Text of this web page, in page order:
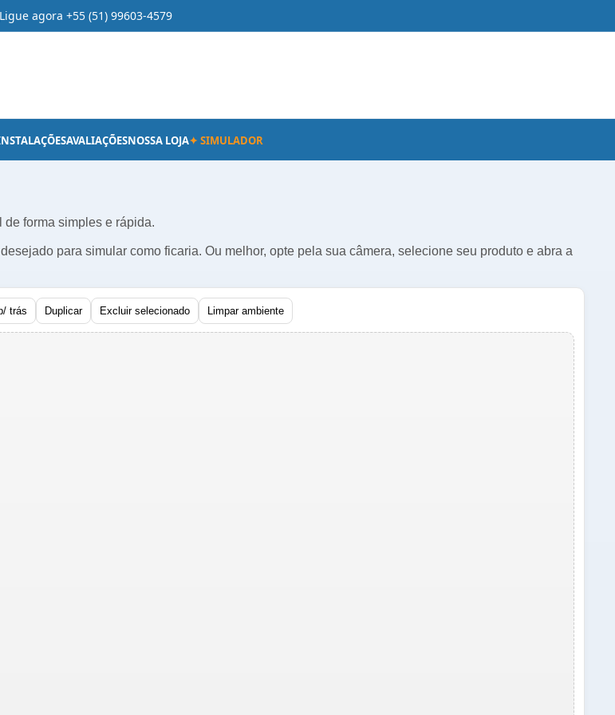
agora +55 (51) 99603-4579
AVALIAÇÕESNOSSA LOJA✦ SIMULADOR
forma simples e rápida.
para simular como ficaria. Ou melhor, opte pela sua câmera, selecione seu produto e abra a
trás Duplicar Excluir selecionado Limpar ambiente